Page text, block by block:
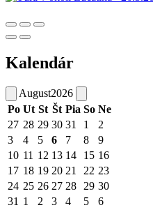
Kalendár
August2026
Po Ut St Št Pia So Ne
27 28 29 30 31 1
2
3
4 5 6 7 8
9
10 11 12 13 14 15 16
17 18 19 20 21 22 23
24 25 26 27 28 29 30
31 1 2 3 4 5 6